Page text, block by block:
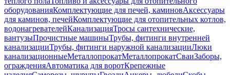
оборудованияКомплектующие для печей, каминовАксессуары
для каминов, печейКомплектующие для отопительных котлов,
водонагревателейКанализацияТросы сантехнические,
вантузыПрочистные машиныТрубы, фитинги внутренней
канализацииТрубы, фитинги наружной канализацииЛюки
канализационныеМеталлопрокатМеталлопрокатСваиЗаборы,
огражденияАвтоматика для воротКрепежные